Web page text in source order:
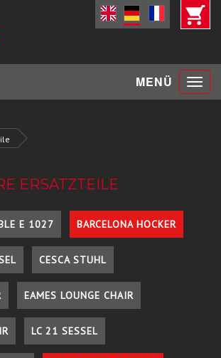
MENÜ Toggle
ERSATZTEILE
E 1027 BARCELONA HOCKER
CESCA STUHL
EAMES LOUNGE CHAIR
LC 21 SESSEL